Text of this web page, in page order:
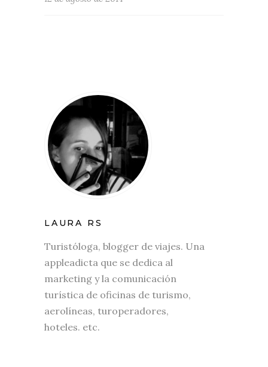
LAURA RS
Turistóloga, blogger de viajes. Una
appleadicta que se dedica al
marketing y la comunicación
turística de oficinas de turismo,
aerolíneas, turoperadores,
hoteles. etc.